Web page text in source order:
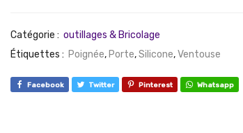
Catégorie : outillages & Bricolage
Étiquettes : Poignée, Porte,Silicone,Ventouse
Facebook Twitter Pinterest Whatsapp